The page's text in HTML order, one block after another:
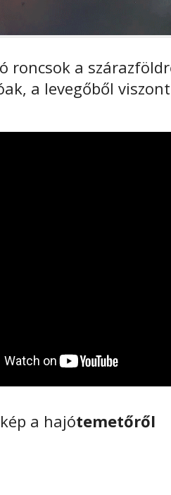
roncsok a
a levegőből
a hajótemetőről